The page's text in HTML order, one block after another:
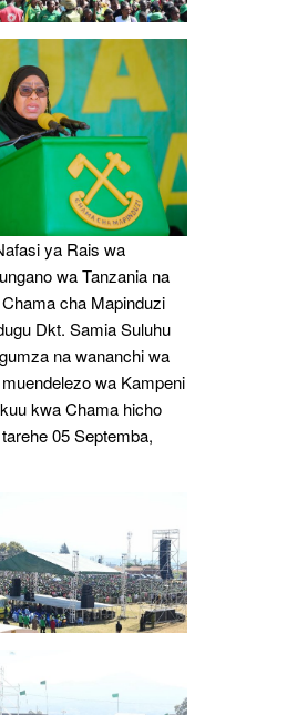
ya Rais wa
wa Tanzania na
cha Mapinduzi
Dkt. Samia Suluhu
na wananchi wa
wa Kampeni
kwa Chama hicho
05 Septemba,